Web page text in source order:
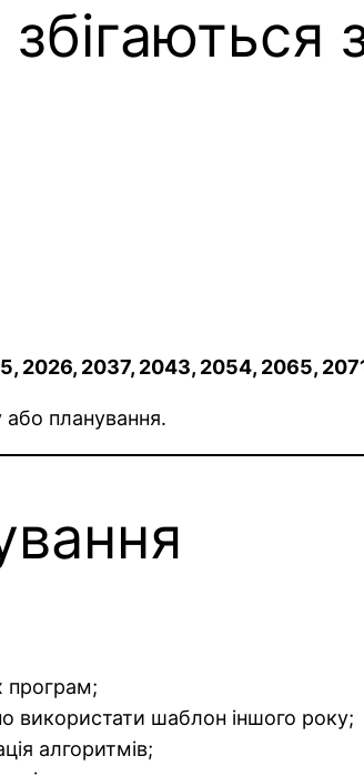
2026, 2037, 2043, 2054, 2065,
планування.
програм;
використати шаблон іншого року;
алгоритмів;